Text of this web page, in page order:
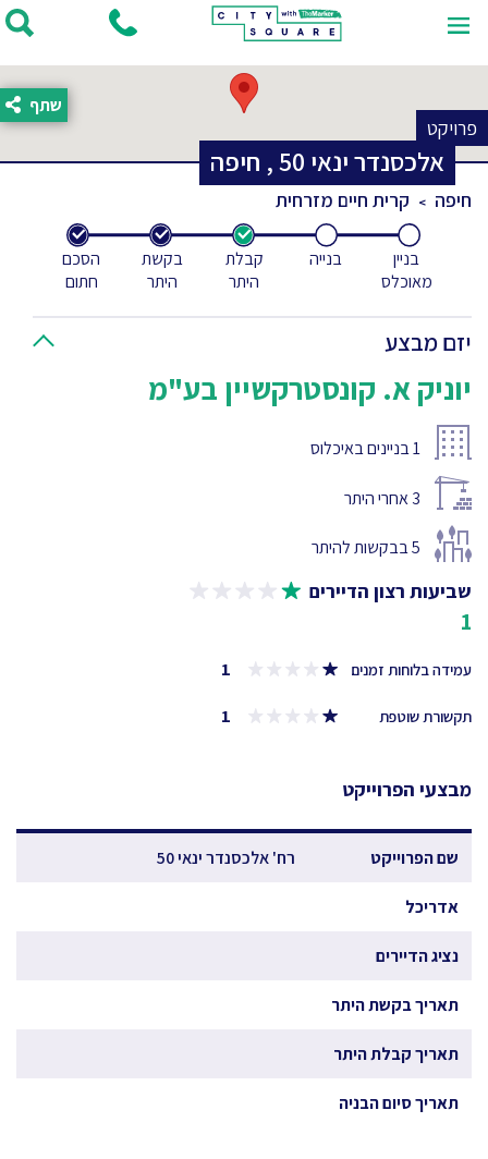
פרויקט
אלכסנדר ינאי 50
, חיפה
שתף
חיפה קרית חיים מזרחית
בניין
מאוכלס
בנייה
קבלת
היתר
בקשת
היתר
הסכם
חתום
יזם מבצע
יוניק א. קונסטרקשיין בע"מ
1בניינים באיכלוס
3אחרי היתר
5בבקשות להיתר
שביעות רצון הדיירים
1
עמידה בלוחות זמנים 1
תקשורת שוטפת 1
מבצעי הפרוייקט
שם הפרוייקט רח' אלכסנדר ינאי 50
אדריכל
נציג הדיירים
תאריך בקשת היתר
תאריך קבלת היתר
תאריך סיום הבניה